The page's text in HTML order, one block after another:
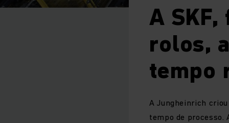
A
rolos,
tempo
A Jungheinrich
tempo de processo.